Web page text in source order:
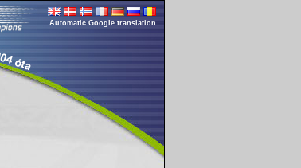
Automatic Google translation